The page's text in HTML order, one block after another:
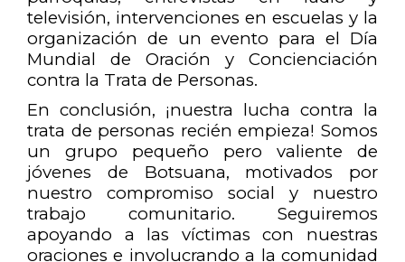
televisión, intervenciones en escuelas y la
organización de un evento para el Día
Mundial de Oración y Concienciación
contra la Trata de Personas.
En conclusión, ¡nuestra lucha contra la
trata de personas recién empieza! Somos
un grupo pequeño pero valiente de
jóvenes de Botsuana, motivados por
nuestro compromiso social y nuestro
trabajo comunitario. Seguiremos
apoyando a las víctimas con nuestras
oraciones e involucrando a la comunidad